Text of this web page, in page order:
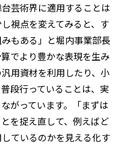
芸術界に適用することは
視点を変えてみると、す
もある」と堀内事業部長
でより豊かな表現を生み
用資材を利用したり、小
段行っていることは、実
がっています。「まずは
を捉え直して、例えばど
ているのかを見える化す